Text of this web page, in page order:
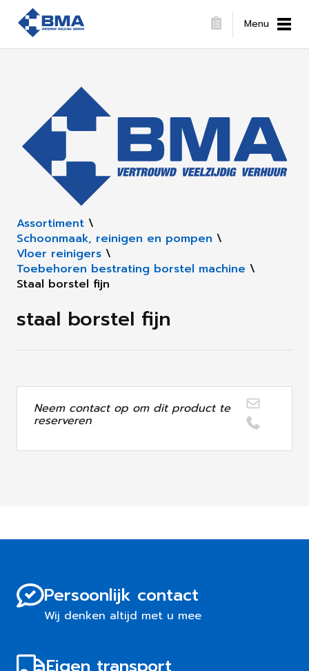
Menu
Assortiment \
Schoonmaak, reinigen en pompen \
Vloer reinigers \
Toebehoren bestrating borstel machine \
Staal borstel fijn
staal borstel fijn
Neem contact op om dit product te
reserveren
Persoonlijk contact
Wij denken altijd met u mee